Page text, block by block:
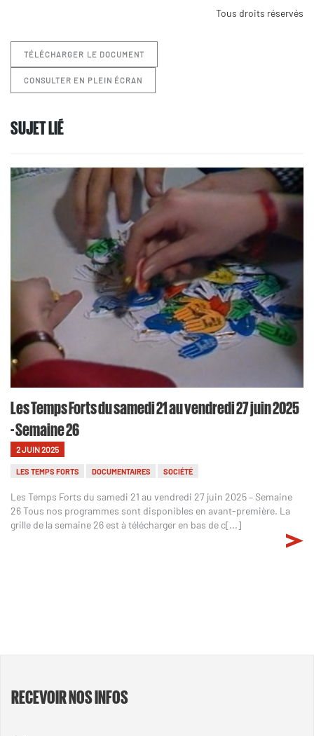
Tous droits réservés
TÉLÉCHARGER LE DOCUMENT
CONSULTER EN PLEIN ÉCRAN
SUJET LIÉ
Les Temps Forts du samedi 21 au vendredi 27 juin 2025
- Semaine 26
2 JUIN 2025
LES TEMPS FORTS DOCUMENTAIRES SOCIÉTÉ
Les Temps Forts du samedi 21 au vendredi 27 juin 2025 – Semaine
26 Tous nos programmes sont disponibles en avant-première. La
grille de la semaine 26 est à télécharger en bas de c[...]
RECEVOIR NOS INFOS